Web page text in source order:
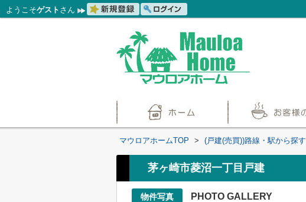
ようこそゲスト さん
マウロアホームTOP > (戸建(売買))路線・駅から探す
茅ヶ崎市菱沼一丁目戸建
物件写真 PHOTO GALLERY